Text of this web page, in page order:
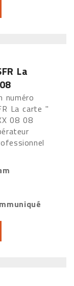
La
numéro
La carte "
08 08